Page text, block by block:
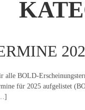
alle BOLD-
für 2025 aufgelistet